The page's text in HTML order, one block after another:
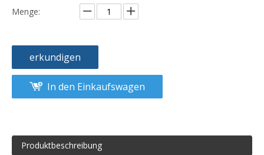
Menge:
erkundigen
In den Einkaufswagen
Produktbeschreibung